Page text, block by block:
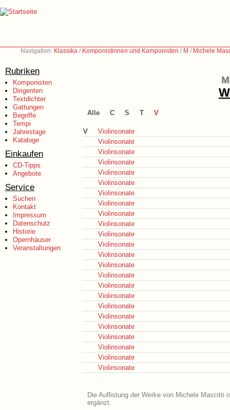
Navigation: Klassika / Komponistinnen und Komponisten / M / Michele
Rubriken
Komponisten
Dirigenten
Textdichter
Gattungen
Begriffe
Tempi
Jahrestage
Kataloge
Einkaufen
CD-Tipps
Angebote
Service
Suchen
Kontakt
Impressum
Datenschutz
Historie
Opernhäuser
Veranstaltungen
Alle C S T V
V
Violinsonate
Violinsonate
Violinsonate
Violinsonate
Violinsonate
Violinsonate
Violinsonate
Violinsonate
Violinsonate
Violinsonate
Violinsonate
Violinsonate
Violinsonate
Violinsonate
Violinsonate
Violinsonate
Violinsonate
Violinsonate
Violinsonate
Violinsonate
Violinsonate
Violinsonate
Violinsonate
Violinsonate
Die Auflistung der Werke von Michele Mascitti
ergänzt.